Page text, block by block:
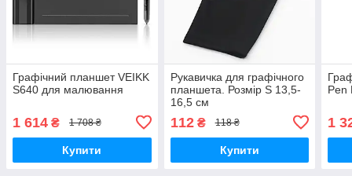
Графічний планшет VEIKK
S640 для малювання
1 614 ₴ 1 708 ₴
Купити
Рукавичка для графічного
планшета. Розмір S 13,5-
16,5 см
112₴ 118 ₴
Купити
Pen
1